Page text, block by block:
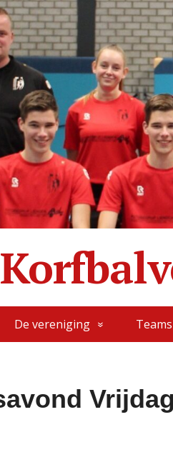
De vereniging Teams